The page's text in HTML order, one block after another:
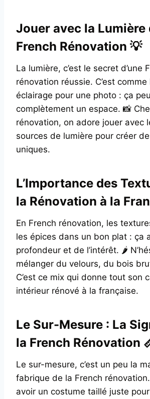
Jouer avec la Lumière
French Rénovation 💡
La lumière, c’est le secret d’une
rénovation réussie. C’est comme
éclairage pour une photo : ça
complètement un espace. 📸
rénovation, on adore jouer avec
sources de lumière pour créer
uniques.
L’Importance des
la Rénovation à la
En French rénovation, les
les épices dans un bon plat : ça
profondeur et de l’intérêt. 🌶️
mélanger du velours, du bois
C’est ce mix qui donne tout son
intérieur rénové à la française.
Le Sur-Mesure : La
la French Rénovation
Le sur-mesure, c’est un peu la
fabrique de la French rénovation.
avoir un costume taillé juste